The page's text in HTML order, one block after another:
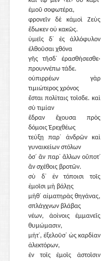
ἐμοῦ σοφωτέρα,
φρονεῖν δὲ κἀμοὶ Ζεὺς
ἔδωκεν οὐ κακῶς.
ὑμεῖς δ᾽ ἐς ἀλλόφυλον
ἐλθοῦσαι χθόνα
γῆς τῆσδ᾽ ἐρασθήσεσθε·
προυννέπω τάδε.
οὑπιρρέων γὰρ
τιμιώτερος χρόνος
ἔσται πολίταις τοῖσδε. καὶ
σὺ τιμίαν
ἕδραν ἔχουσα πρὸς
δόμοις Ἐρεχθέως
τεύξῃ παρ᾽ ἀνδρῶν καὶ
γυναικείων στόλων
ὅσ᾽ ἂν παρ᾽ ἄλλων οὔποτ᾽
ἂν σχέθοις βροτῶν.
σὺ δ᾽ ἐν τόποισι τοῖς
ἐμοῖσι μὴ βάλῃς
μήθ᾽ αἱματηρὰς θηγάνας,
σπλάγχνων βλάβας
νέων, ἀοίνοις ἐμμανεῖς
θυμώμασιν,
μήτ᾽, ἐξελοῦσ᾽ ὡς καρδίαν
ἀλεκτόρων,
ἐν τοῖς ἐμοῖς ἀστοῖσιν